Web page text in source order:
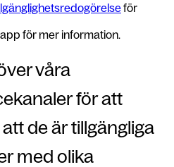
för
för mer information.
våra
för att
de är tillgängliga
med olika